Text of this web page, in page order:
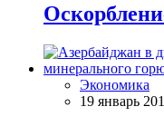
Экономика
19 январь